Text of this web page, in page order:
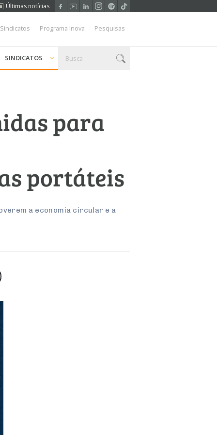
Últimas notícias
Programa Inova Pesquisas
SINDICATOS
para
portáteis
a economia circular e a